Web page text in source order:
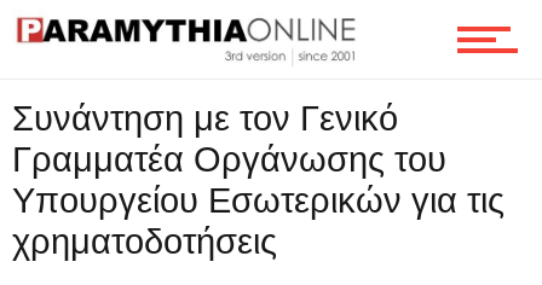
Ροή
Συνάντηση με τον Γενικό
Γραμματέα Οργάνωσης του
Υπουργείου Εσωτερικών για τις
χρηματοδοτήσεις